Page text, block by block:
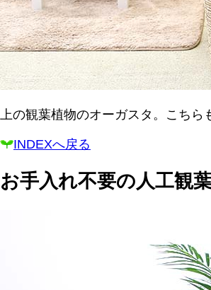
上の観葉植物のオーガスタ。こち
INDEXへ戻る
お手入れ不要の人工観